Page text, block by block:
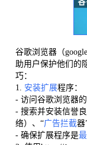
谷歌浏览器（
助用户保护他们的
巧：
1. 安装扩展程序：
- 访问谷歌浏览器的
- 搜索并安装信誉
络）、“广告拦截器
- 确保扩展程序是